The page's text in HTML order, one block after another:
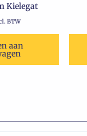
Kielegat
BTW
aan